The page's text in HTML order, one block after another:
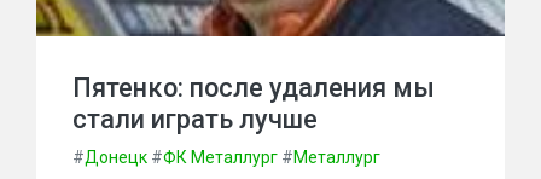
Пятенко: после удаления мы
стали играть лучше
#Донецк #ФК Металлург #Металлург